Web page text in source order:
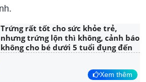
Trứng rất tốt cho sức khỏe trẻ,
nhưng trứng lộn thì không, cảnh báo
không cho bé dưới 5 tuổi đụng đến
Xem thêm